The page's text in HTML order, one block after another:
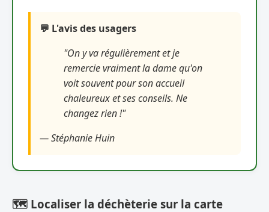
💬 L'avis des usagers
"On y va régulièrement et je
remercie vraiment la dame qu'on
voit souvent pour son accueil
chaleureux et ses conseils. Ne
changez rien !"
— Stéphanie Huin
🗺️ Localiser la déchèterie sur la carte